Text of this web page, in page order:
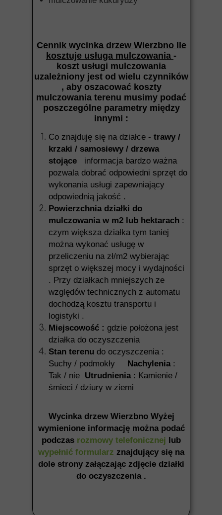
Cennik wycinka drzew Wierzbno Ile
kosztuje usługa mulczowania -
koszt usługi mulczowania
uzależniony jest od wielu czynników
, aby oszacować koszty
mulczowania terenu musimy podać
poszczególne parametry między
innymi :
Co znajduję się na działce - trawy /
krzaki / samosiewy / drzewa
stojące informacja bardzo ważna
pozwala dobrać odpowiedni sprzęt do
wykonania usługi zapewniający
odpowiednią jakość .
Powierzchnia działki do
mulczowania w m2 lub hektarach :
czym większa działka tym taniej
można wykonać usługę w
przeliczeniu na zł/m2 wybierając
sprzęt o większej mocy i wydajności
. Przy działkach mniejszych ze
względów technicznych z automatu
dochodzą kosztu transportu i
logistyki .
Miejscowość : gdzie położona jest
działka do oczyszczenia
Stan terenu do oczyszczenia :
Suchy / podmokły Nachylenia:
Tak / nie Utrudnienia: Kamienie /
śmieci / dziury w ziemi
Wycinka drzew Wierzbno Wyżej
wymienione informację można podać
podczas rozmowy telefonicznej lub
wypełnić formularz znajdujący się na
dole strony załączając zdjęcie działki
do oczyszczenia .